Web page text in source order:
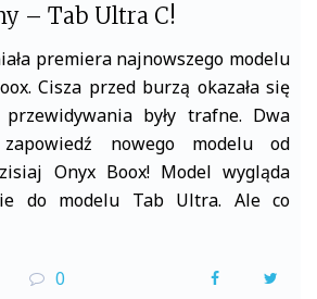
– Tab Ultra C!
premiera najnowszego modelu
Cisza przed burzą okazała się
były trafne. Dwa
nowego modelu od
Onyx Boox! Model wygląda
do modelu Tab Ultra. Ale co
0 F